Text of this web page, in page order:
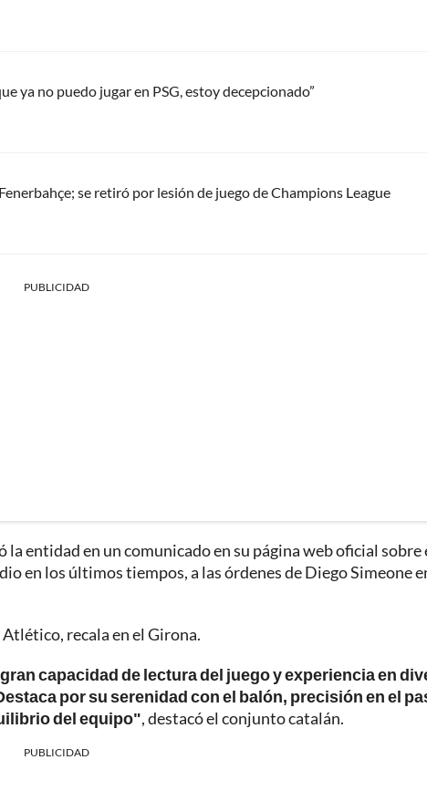
ya no puedo jugar en PSG, estoy decepcionado”
se retiró por lesión de juego de Champions League
PUBLICIDAD
la entidad en un comunicado en su página web oficial sobre
en los últimos tiempos, a las órdenes de Diego Simeone
recala en el Girona.
capacidad de lectura del juego y experiencia en
por su serenidad con el balón, precisión en el
del equipo", destacó el conjunto catalán.
PUBLICIDAD